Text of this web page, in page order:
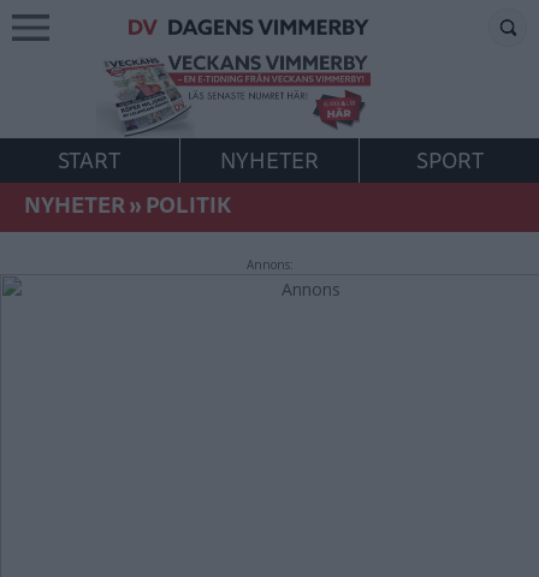
START NYHETER
SPORT
NYHETER»POLITIK
Annons: